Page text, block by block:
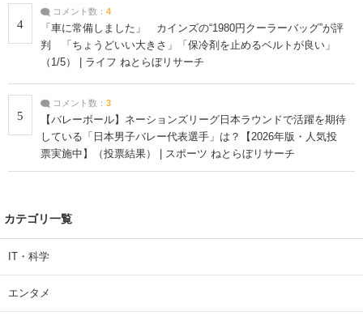
4
コメント数： 4
「車に常備しました」 カインズの“1980円クーラーバッグ”が評
判 「ちょうどいい大きさ」「保冷剤を止めるベルトが良い」
（1/5） | ライフ ねとらぼリサーチ
5
コメント数： 3
【バレーボール】ネーションズリーグ日本ラウンドで活躍を期待
している「日本男子バレー代表選手」は？【2026年版・人気投
票実施中】（投票結果） | スポーツ ねとらぼリサーチ
カテゴリ一覧
IT・科学
エンタメ